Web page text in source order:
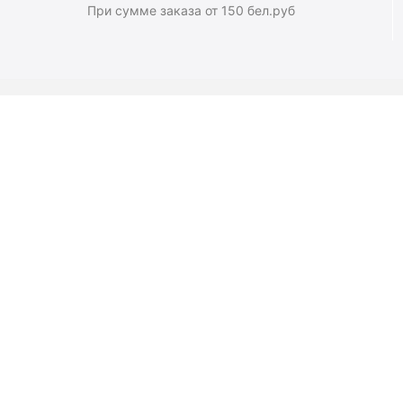
При сумме заказа от 150 бел.руб